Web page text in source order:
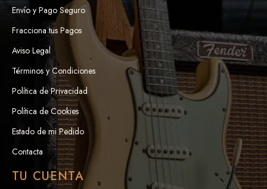
Envío y Pago Seguro
Fracciona tus Pagos
Aviso Legal
Términos y Condiciones
Política de Privacidad
Política de Cookies
Estado de mi Pedido
Contacta
TU CUENTA